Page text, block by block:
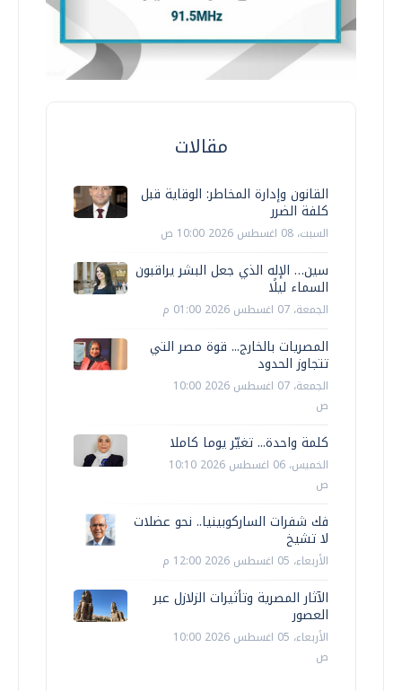
مقالات
القانون وإدارة المخاطر: الوقاية قبل
كلفة الضرر
السبت، 08 اغسطس 2026 10:00 ص
سين… الإله الذي جعل البشر يراقبون
السماء ليلًا
الجمعة، 07 اغسطس 2026 01:00 م
المصريات بالخارج... قوة مصر التي
تتجاوز الحدود
الجمعة، 07 اغسطس 2026 10:00
ص
كلمة واحدة... تغيّر يوما كاملا
الخميس، 06 اغسطس 2026 10:10
ص
فك شفرات الساركوبينيا.. نحو عضلات
لا تشيخ
الأربعاء، 05 اغسطس 2026 12:00 م
الآثار المصرية وتأثيرات الزلازل عبر
العصور
الأربعاء، 05 اغسطس 2026 10:00
ص